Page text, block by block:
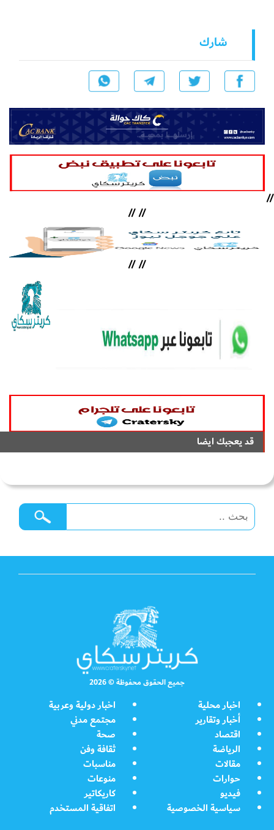
شارك
//
//
//
//
//
قد يعجبك ايضا
جميع الحقوق محفوظة © 2026
اخبار محلية
اخبار دولية وعربية
أخبار وتقارير
مجتمع مدني
اقتصاد
صحة
الرياضة
ثقافة وفن
مقالات
مناسبات
حوارات
منوعات
فيديو
كاريكاتير
سياسية الخصوصية
اتفاقية المستخدم